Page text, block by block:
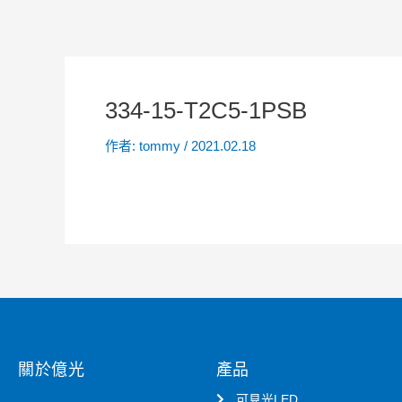
334-15-T2C5-1PSB
作者: tommy / 2021.02.18
關於億光 產品